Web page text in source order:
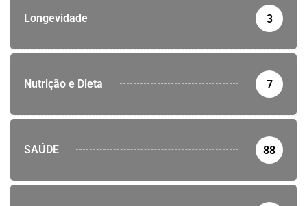
Longevidade 3
Nutrição e Dieta 7
SAÚDE 88